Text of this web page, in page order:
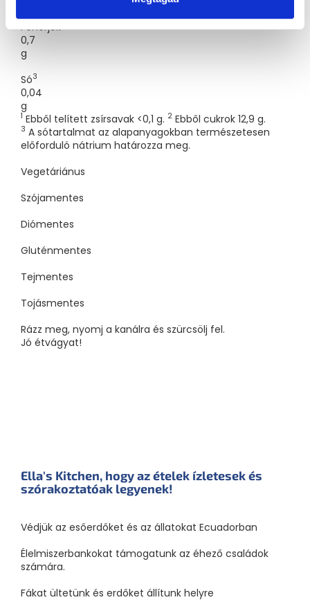
Fehérjék
0,7
g
Só3
0,04
g
1 Ebből telített zsírsavak <0,1 g. 2 Ebből cukrok 12,9 g.
3 A sótartalmat az alapanyagokban természetesen
előforduló nátrium határozza meg.
Vegetáriánus
Szójamentes
Diómentes
Gluténmentes
Tejmentes
Tojásmentes
Rázz meg, nyomj a kanálra és szürcsölj fel.
Jó étvágyat!
Ella's Kitchen, hogy az ételek ízletesek és
szórakoztatóak legyenek!
Védjük az esőerdőket és az állatokat Ecuadorban
Élelmiszerbankokat támogatunk az éhező családok
számára.
Fákat ültetünk és erdőket állítunk helyre